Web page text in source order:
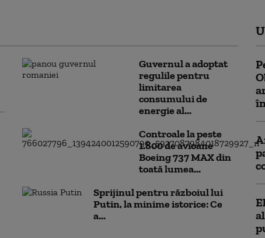
Guvernul a adoptat
regulile pentru
limitarea
consumului de
energie al...
Controale la peste
1.800 de avioane
Boeing 737 MAX din
toată lumea...
Sprijinul pentru războiul lui
Putin, la minime istorice: Ce
a...